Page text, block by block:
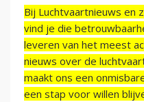
Bij Luchtvaartnieuws en
vind je die
leveren van het meest
nieuws over de
maakt ons een
een stap voor willen